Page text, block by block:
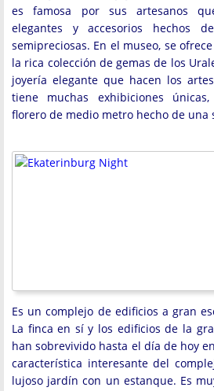
es famosa por sus artesanos
elegantes y accesorios hechos
semipreciosas. En el museo, se
la rica colección de gemas de los
joyería elegante que hacen los
tiene muchas exhibiciones
florero de medio metro hecho de una
Es un complejo de edificios a gran
La finca en sí y los edificios de la
han sobrevivido hasta el día de hoy
característica interesante del
lujoso jardín con un estanque. Es